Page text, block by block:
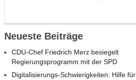
Neueste Beiträge
CDU-Chef Friedrich Merz besiegelt
Regierungsprogramm mit der SPD
Digitalisierungs-Schwierigkeiten: Hilfe für